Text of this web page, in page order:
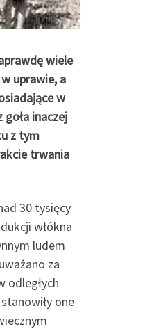
wiele
uprawie, a
w
goła inaczej
z tym
trwania
30 tysięcy
włókna
ludem
za
odległych
one